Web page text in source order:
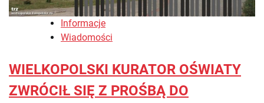
Informacje
Wiadomości
WIELKOPOLSKI KURATOR OŚWIATY
ZWRÓCIŁ SIĘ Z PROŚBĄ DO